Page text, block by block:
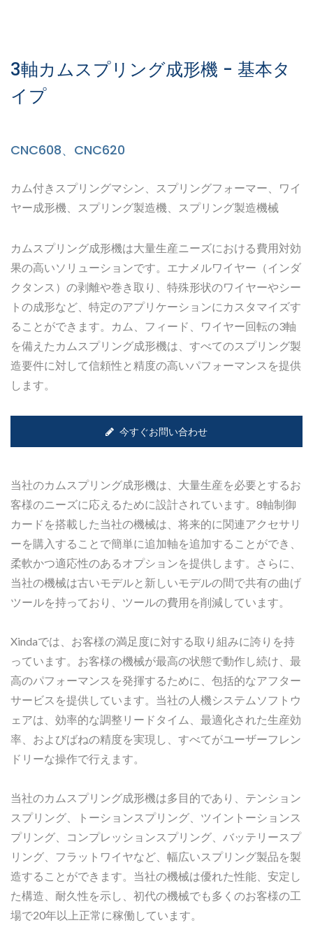
3軸カムスプリング成形機 - 基本タ
イプ
CNC608、CNC620
カム付きスプリングマシン、スプリングフォーマー、ワイ
ヤー成形機、スプリング製造機、スプリング製造機械
カムスプリング成形機は大量生産ニーズにおける費用対効
果の高いソリューションです。エナメルワイヤー（インダ
クタンス）の剥離や巻き取り、特殊形状のワイヤーやシー
トの成形など、特定のアプリケーションにカスタマイズす
ることができます。カム、フィード、ワイヤー回転の3軸
を備えたカムスプリング成形機は、すべてのスプリング製
造要件に対して信頼性と精度の高いパフォーマンスを提供
します。
今すぐお問い合わせ
当社のカムスプリング成形機は、大量生産を必要とするお
客様のニーズに応えるために設計されています。8軸制御
カードを搭載した当社の機械は、将来的に関連アクセサリ
ーを購入することで簡単に追加軸を追加することができ、
柔軟かつ適応性のあるオプションを提供します。さらに、
当社の機械は古いモデルと新しいモデルの間で共有の曲げ
ツールを持っており、ツールの費用を削減しています。
Xindaでは、お客様の満足度に対する取り組みに誇りを持
っています。お客様の機械が最高の状態で動作し続け、最
高のパフォーマンスを発揮するために、包括的なアフター
サービスを提供しています。当社の人機システムソフトウ
ェアは、効率的な調整リードタイム、最適化された生産効
率、およびばねの精度を実現し、すべてがユーザーフレン
ドリーな操作で行えます。
当社のカムスプリング成形機は多目的であり、テンション
スプリング、トーションスプリング、ツイントーションス
プリング、コンプレッションスプリング、バッテリースプ
リング、フラットワイヤなど、幅広いスプリング製品を製
造することができます。当社の機械は優れた性能、安定し
た構造、耐久性を示し、初代の機械でも多くのお客様の工
場で20年以上正常に稼働しています。